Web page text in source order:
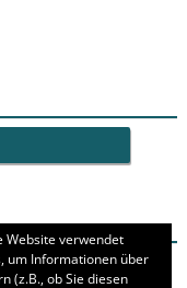
Website verwendet
um Informationen über
(z.B., ob Sie diesen